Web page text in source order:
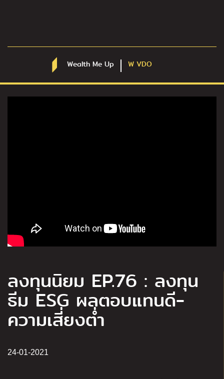
Wealth Me Up W VDO
ลงทุนนิยม EP.76 : ลงทุน
ธีม ESG ผลตอบแทนดี-
ความเสี่ยงต่ำ
24-01-2021